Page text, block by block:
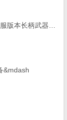
&mdash